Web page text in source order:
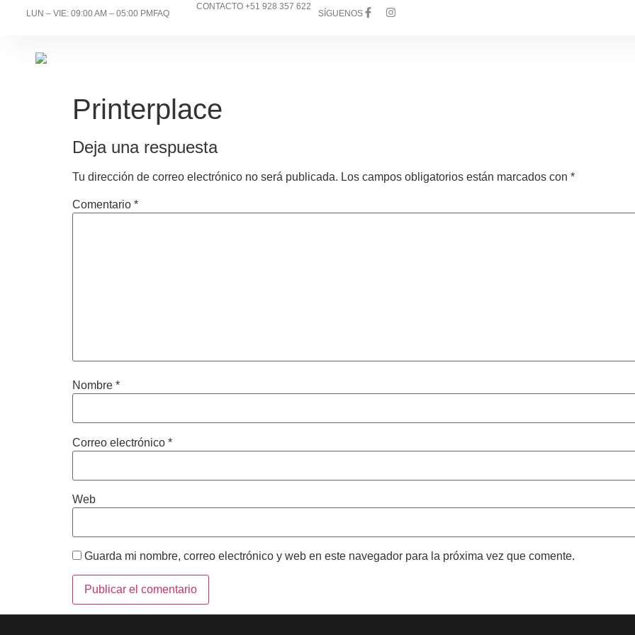
LUN – VIE: 09:00 AM – 05:00 PM FAQ
CONTACTO +51 928 357 622
SÍGUENOS
Printerplace
Deja una respuesta
Tu dirección de correo electrónico no será publicada. Los campos obligatorios están marcados con *
Comentario *
Nombre *
Correo electrónico *
Web
Guarda mi nombre, correo electrónico y web en este navegador para la próxima vez que comente.